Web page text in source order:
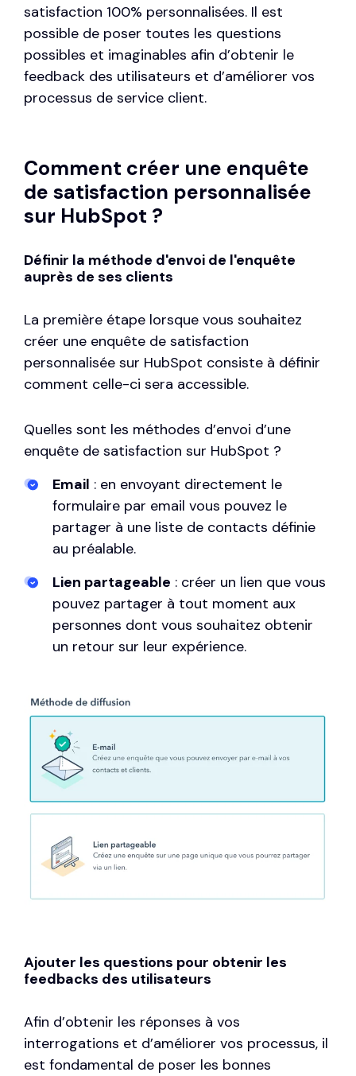
satisfaction 100% personnalisées. Il est
possible de poser toutes les questions
possibles et imaginables afin d’obtenir le
feedback des utilisateurs et d’améliorer vos
processus de service client.
Comment créer une enquête
de satisfaction personnalisée
sur HubSpot ?
Définir la méthode d'envoi de l'enquête
auprès de ses clients
La première étape lorsque vous souhaitez
créer une enquête de satisfaction
personnalisée sur HubSpot consiste à définir
comment celle-ci sera accessible.
Quelles sont les méthodes d’envoi d’une
enquête de satisfaction sur HubSpot ?
Email : en envoyant directement le
formulaire par email vous pouvez le
partager à une liste de contacts définie
au préalable.
Lien partageable : créer un lien que vous
pouvez partager à tout moment aux
personnes dont vous souhaitez obtenir
un retour sur leur expérience.
Ajouter les questions pour obtenir les
feedbacks des utilisateurs
Afin d’obtenir les réponses à vos
interrogations et d’améliorer vos processus, il
est fondamental de poser les bonnes